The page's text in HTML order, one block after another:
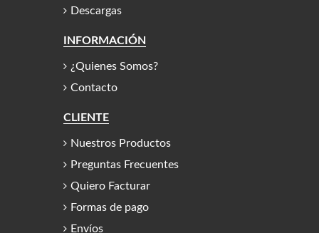
Descargas
INFORMACIÓN
¿Quienes Somos?
Contacto
CLIENTE
Nuestros Productos
Preguntas Frecuentes
Quiero Facturar
Formas de pago
Envíos